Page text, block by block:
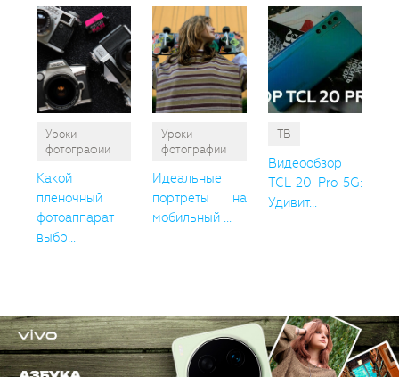
Уроки
фотографии
Какой
плёночный
фотоаппарат
выбр...
Уроки
фотографии
Идеальные
портреты на
мобильный ...
ТВ
Видеообзор
TCL 20 Pro 5G:
Удивит...